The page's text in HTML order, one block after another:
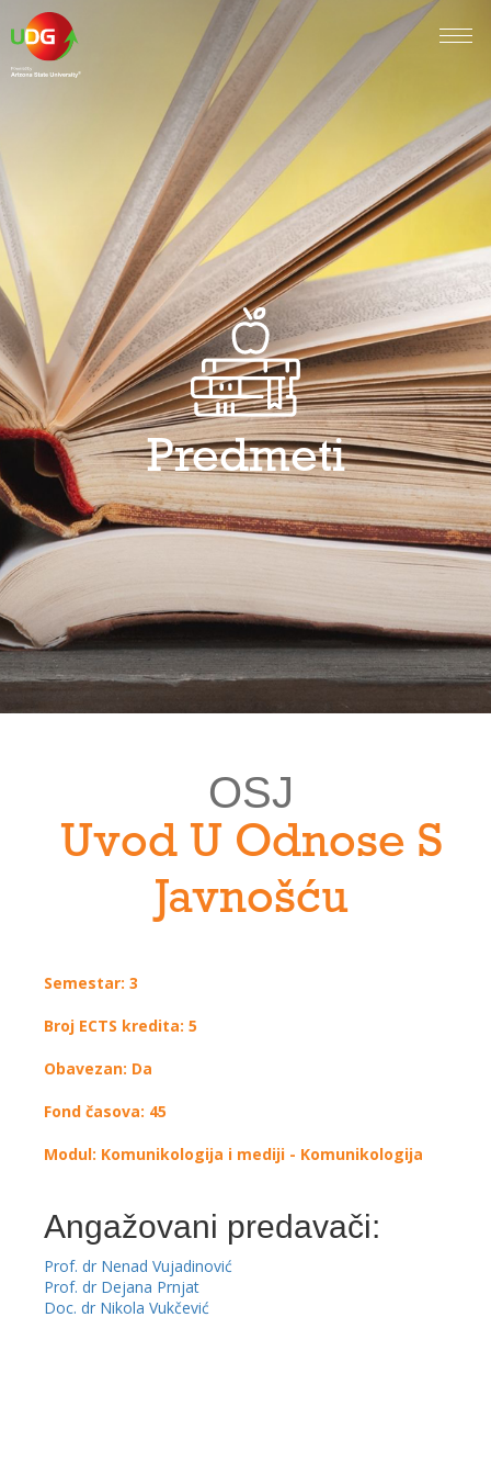
Predmeti
OSJ
Uvod U Odnose S
Javnošću
Semestar: 3
Broj ECTS kredita: 5
Obavezan: Da
Fond časova: 45
Modul: Komunikologija i mediji - Komunikologija
Angažovani predavači:
Prof. dr Nenad Vujadinović
Prof. dr Dejana Prnjat
Doc. dr Nikola Vukčević